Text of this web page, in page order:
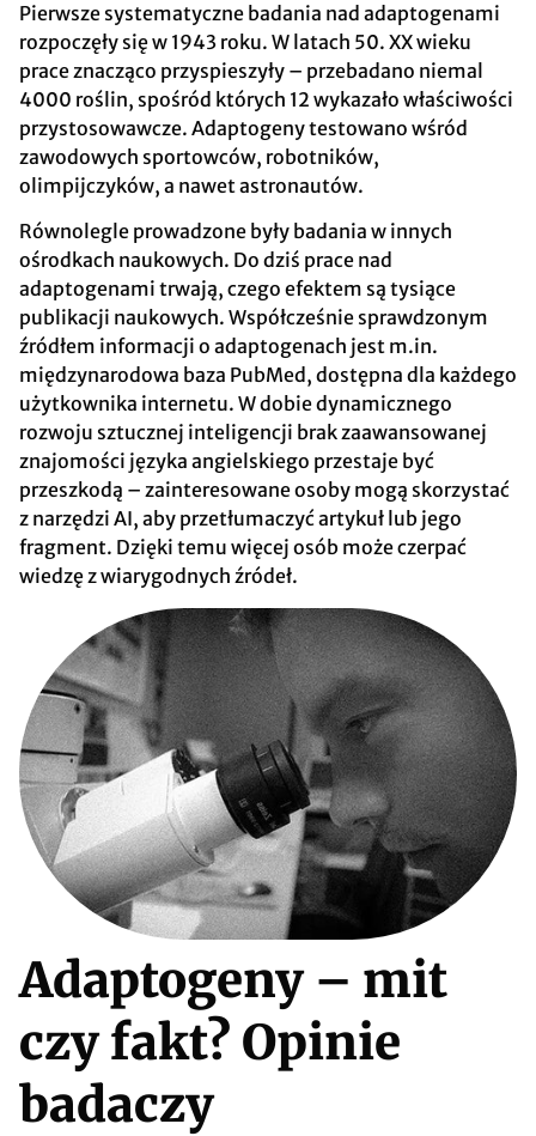
Pierwsze systematyczne badania nad adaptogenami
rozpoczęły się w 1943 roku. W latach 50. XX wieku
prace znacząco przyspieszyły – przebadano niemal
4000 roślin, spośród których 12 wykazało właściwości
przystosowawcze. Adaptogeny testowano wśród
zawodowych sportowców, robotników,
olimpijczyków, a nawet astronautów.
Równolegle prowadzone były badania w innych
ośrodkach naukowych. Do dziś prace nad
adaptogenami trwają, czego efektem są tysiące
publikacji naukowych. Współcześnie sprawdzonym
źródłem informacji o adaptogenach jest m.in.
międzynarodowa baza PubMed, dostępna dla każdego
użytkownika internetu. W dobie dynamicznego
rozwoju sztucznej inteligencji brak zaawansowanej
znajomości języka angielskiego przestaje być
przeszkodą – zainteresowane osoby mogą skorzystać
z narzędzi AI, aby przetłumaczyć artykuł lub jego
fragment. Dzięki temu więcej osób może czerpać
wiedzę z wiarygodnych źródeł.
Adaptogeny – mit
czy fakt? Opinie
badaczy